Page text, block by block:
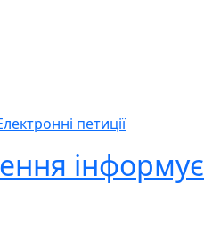
петиції
інформує